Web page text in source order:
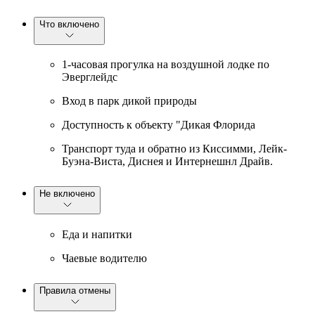
Что включено
1-часовая прогулка на воздушной лодке по
Эверглейдс
Вход в парк дикой природы
Доступность к объекту "Дикая Флорида
Транспорт туда и обратно из Киссимми, Лейк-
Буэна-Виста, Диснея и Интернешнл Драйв.
Не включено
Еда и напитки
Чаевые водителю
Правила отмены